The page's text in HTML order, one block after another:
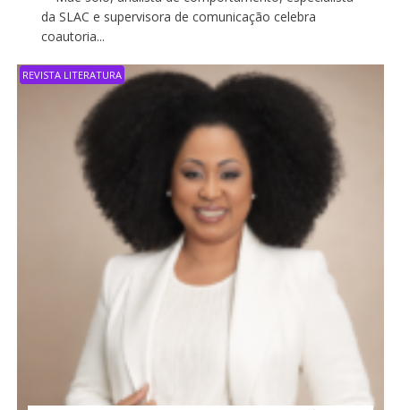
da SLAC e supervisora de comunicação celebra
coautoria...
REVISTA LITERATURA